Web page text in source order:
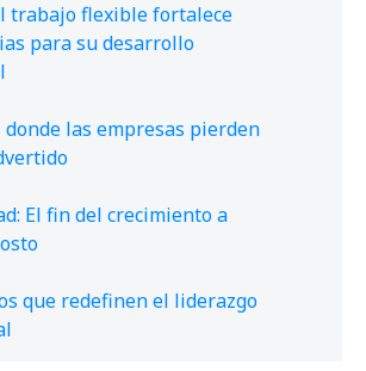
trabajo flexible fortalece
para su desarrollo
las empresas pierden
El fin del crecimiento a
que redefinen el liderazgo